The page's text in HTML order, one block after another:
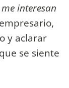
interesan
y aclarar
se siente